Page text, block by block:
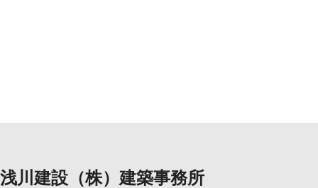
浅川建設（株）建築事務所